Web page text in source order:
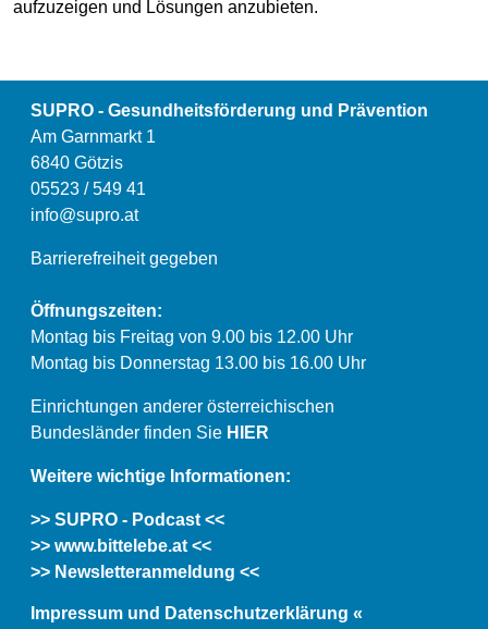
aufzuzeigen und Lösungen anzubieten.
SUPRO - Gesundheitsförderung und Prävention
Am Garnmarkt 1
6840 Götzis
05523 / 549 41
info@supro.at
Barrierefreiheit gegeben
Öffnungszeiten:
Montag bis Freitag von 9.00 bis 12.00 Uhr
Montag bis Donnerstag 13.00 bis 16.00 Uhr
Einrichtungen anderer österreichischen
Bundesländer finden Sie HIER
Weitere wichtige Informationen:
>> SUPRO - Podcast <<
>> www.bittelebe.at <<
>> Newsletteranmeldung <<
Impressum und Datenschutzerklärung «